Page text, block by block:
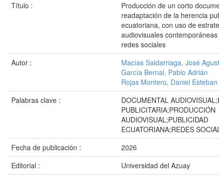
Título :
Producción de un corto
readaptación de la herencia
ecuatoriana, con uso de
audiovisuales
redes sociales
Autor :
Macías Saldarriaga, José
García Bernal, Pablo Adrián
Rojas Montero, Daniel Esteban
Palabras clave :
DOCUMENTAL
PUBLICITARIA;PRODUCCIÓN
AUDIOVISUAL;PUBLICIDAD
ECUATORIANA;REDES
Fecha de publicación :
2026
Editorial :
Universidad del Azuay